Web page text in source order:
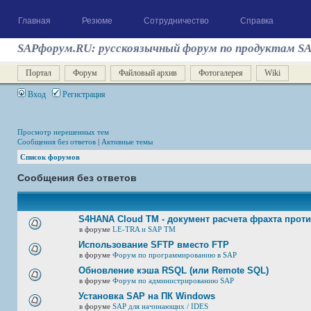
Главная Резюме Сотрудничество Справка
SAPфорум.RU: русскоязычный форум по продуктам
Портал Форум Файловый архив Фотогалерея Wiki
Вход Регистрация
Просмотр нерешенных тем
Сообщения без ответов | Активные темы
Список форумов
Сообщения без ответов
S4HANA Cloud TM - документ расчета фрахта
в форуме LE-TRA и SAP TM
Использование SFTP вместо FTP
в форуме Форум по программированию в SAP
Обновление кэша RSQL (или Remote SQL)
в форуме Форум по администрированию SAP
Установка SAP на ПК Windows
в форуме SAP для начинающих / IDES